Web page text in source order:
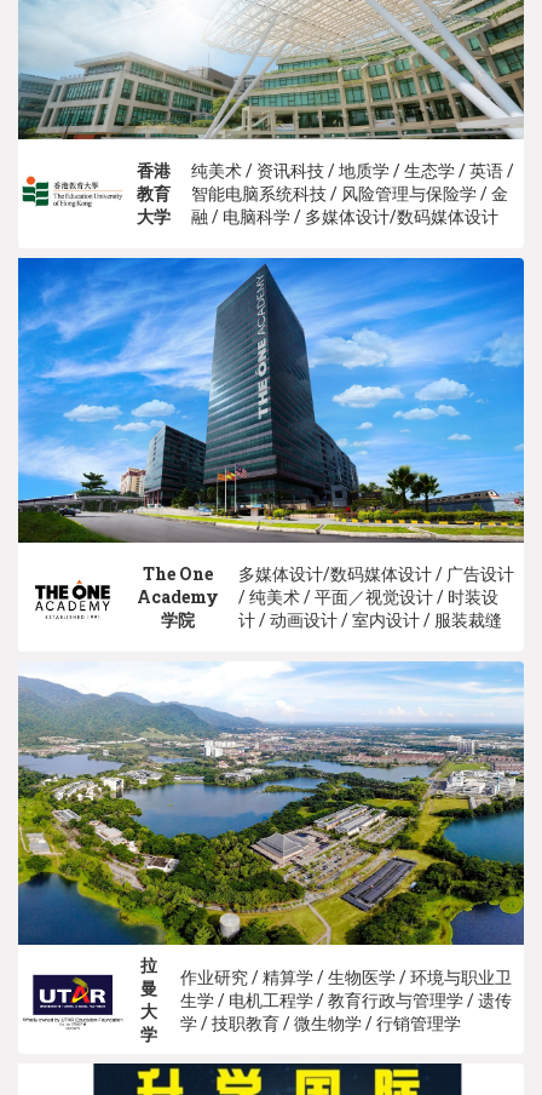
香港
教育
大学
纯美术 / 资讯科技 / 地质学 / 生态学 / 英语 /
智能电脑系统科技 / 风险管理与保险学 / 金
融 / 电脑科学 / 多媒体设计/数码媒体设计
The One
Academy
学院
多媒体设计/数码媒体设计 / 广告设计
/ 纯美术 / 平面／视觉设计 / 时装设
计 / 动画设计 / 室内设计 / 服装裁缝
拉
曼
大
学
作业研究 / 精算学 / 生物医学 / 环境与职业卫
生学 / 电机工程学 / 教育行政与管理学 / 遗传
学 / 技职教育 / 微生物学 / 行销管理学